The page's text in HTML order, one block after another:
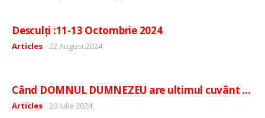
Desculți :11-13 Octombrie 2024
Detalii
Articles 22 August 2024
Când DOMNUL DUMNEZEU are ultimul cuvânt …
Detalii
Articles 20 Iulie 2024